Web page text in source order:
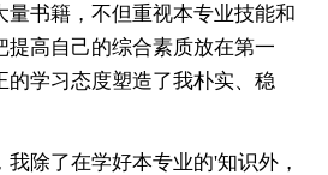
量书籍，不但重视本专业技能和
提高自己的综合素质放在第一
的学习态度塑造了我朴实、稳
除了在学好本专业的'知识外，